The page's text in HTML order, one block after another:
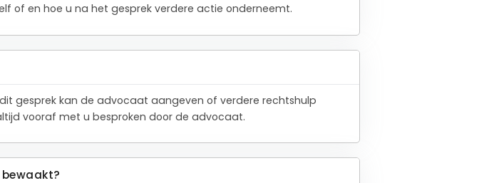
of en hoe u na het gesprek verdere actie onderneemt.
gesprek kan de advocaat aangeven of verdere rechtshulp
vooraf met u besproken door de advocaat.